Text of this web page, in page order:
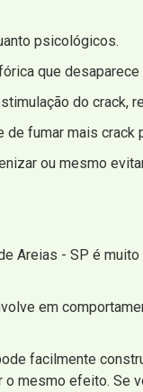
psicológicos.
que
do crack,
fumar mais
ou mesmo
Areias - SP é
em
facilmente
mesmo efeito.